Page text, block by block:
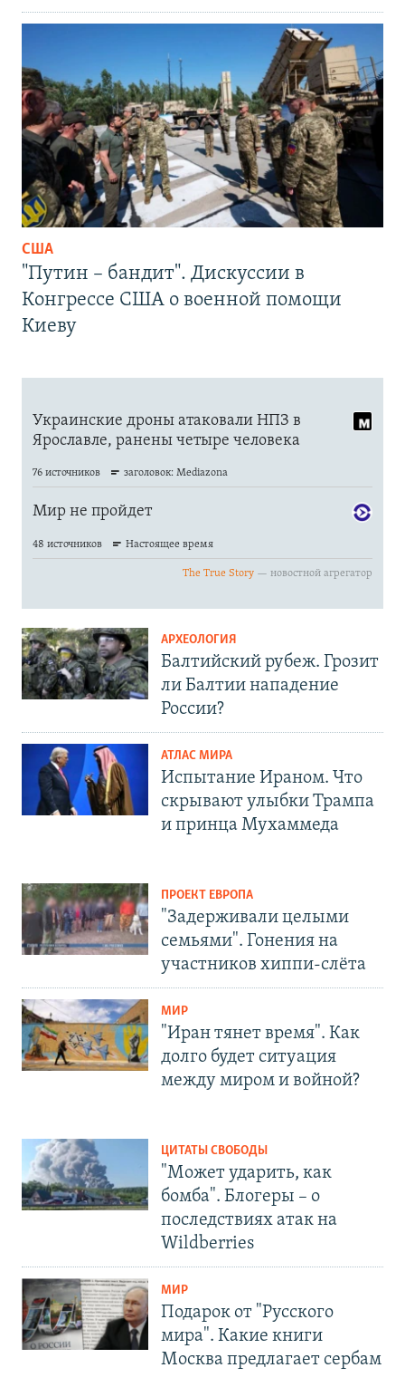
США
"Путин – бандит". Дискуссии в
Конгрессе США о военной помощи
Киеву
АРХЕОЛОГИЯ
Балтийский рубеж. Грозит
ли Балтии нападение
России?
АТЛАС МИРА
Испытание Ираном. Что
скрывают улыбки Трампа
и принца Мухаммеда
ПРОЕКТ ЕВРОПА
"Задерживали целыми
семьями". Гонения на
участников хиппи-слёта
МИР
"Иран тянет время". Как
долго будет ситуация
между миром и войной?
ЦИТАТЫ СВОБОДЫ
"Может ударить, как
бомба". Блогеры – о
последствиях атак на
Wildberries
МИР
Подарок от "Русского
мира". Какие книги
Москва предлагает сербам